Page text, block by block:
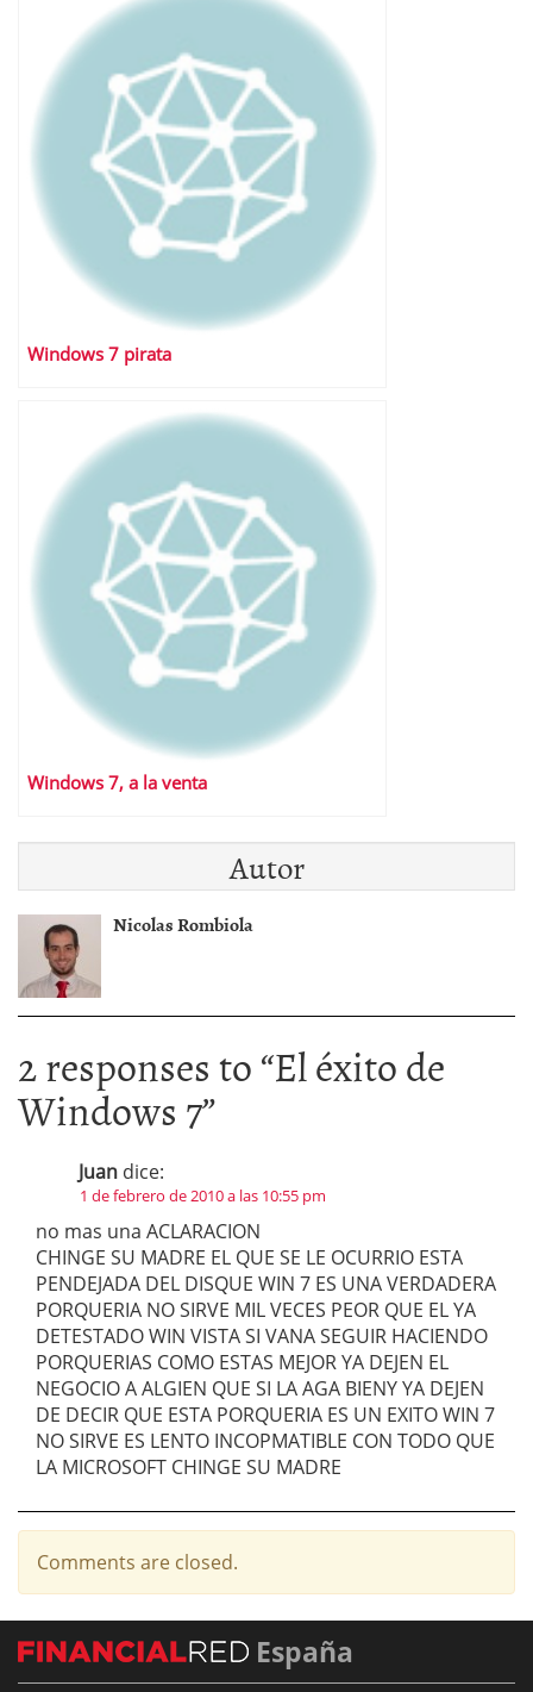
Windows 7 pirata
Windows 7, a la venta
Autor
Nicolas Rombiola
2 responses to “El éxito de
Windows 7”
Juan dice:
1 de febrero de 2010 a las 10:55 pm
no mas una ACLARACION
CHINGE SU MADRE EL QUE SE LE OCURRIO ESTA
PENDEJADA DEL DISQUE WIN 7 ES UNA VERDADERA
PORQUERIA NO SIRVE MIL VECES PEOR QUE EL YA
DETESTADO WIN VISTA SI VANA SEGUIR HACIENDO
PORQUERIAS COMO ESTAS MEJOR YA DEJEN EL
NEGOCIO A ALGIEN QUE SI LA AGA BIENY YA DEJEN
DE DECIR QUE ESTA PORQUERIA ES UN EXITO WIN 7
NO SIRVE ES LENTO INCOPMATIBLE CON TODO QUE
LA MICROSOFT CHINGE SU MADRE
Comments are closed.
España